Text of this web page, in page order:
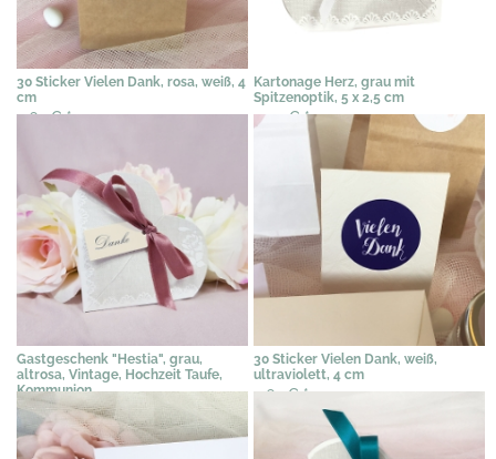
30 Sticker Vielen Dank, rosa, weiß, 4
cm
4,62 €*
Kartonage Herz, grau mit
Spitzenoptik, 5 x 2,5 cm
0,97 € *
Gastgeschenk "Hestia", grau,
altrosa, Vintage, Hochzeit Taufe,
Kommunion
2,31 € *
30 Sticker Vielen Dank, weiß,
ultraviolett, 4 cm
4,62 €*